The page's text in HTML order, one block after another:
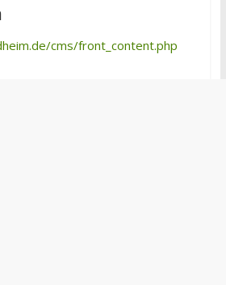
cms/front_content.php